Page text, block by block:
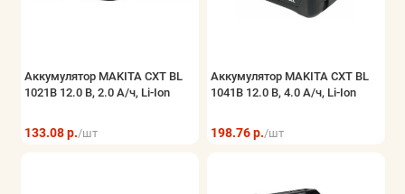
Аккумулятор MAKITA CXT BL
1021B 12.0 В, 2.0 А/ч, Li-Ion
133.08 р./шт
Аккумулятор MAKITA CXT BL
1041B 12.0 В, 4.0 А/ч, Li-Ion
198.76 р./шт